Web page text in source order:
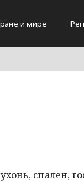
и мире
спален,